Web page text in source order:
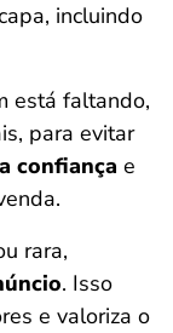
incluindo
está faltando,
para evitar
confiança e
rara,
. Isso
e valoriza o